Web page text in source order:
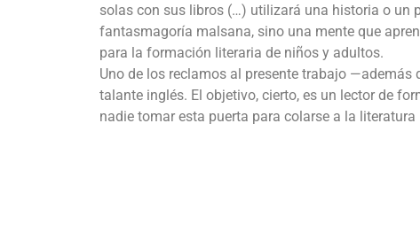
solas con sus libros (…) utilizará una historia o un
fantasmagoría malsana, sino una mente que
para la formación literaria de niños y adultos.
Uno de los reclamos al presente trabajo
talante inglés. El objetivo, cierto, es un lector de
nadie tomar esta puerta para colarse a la literatura